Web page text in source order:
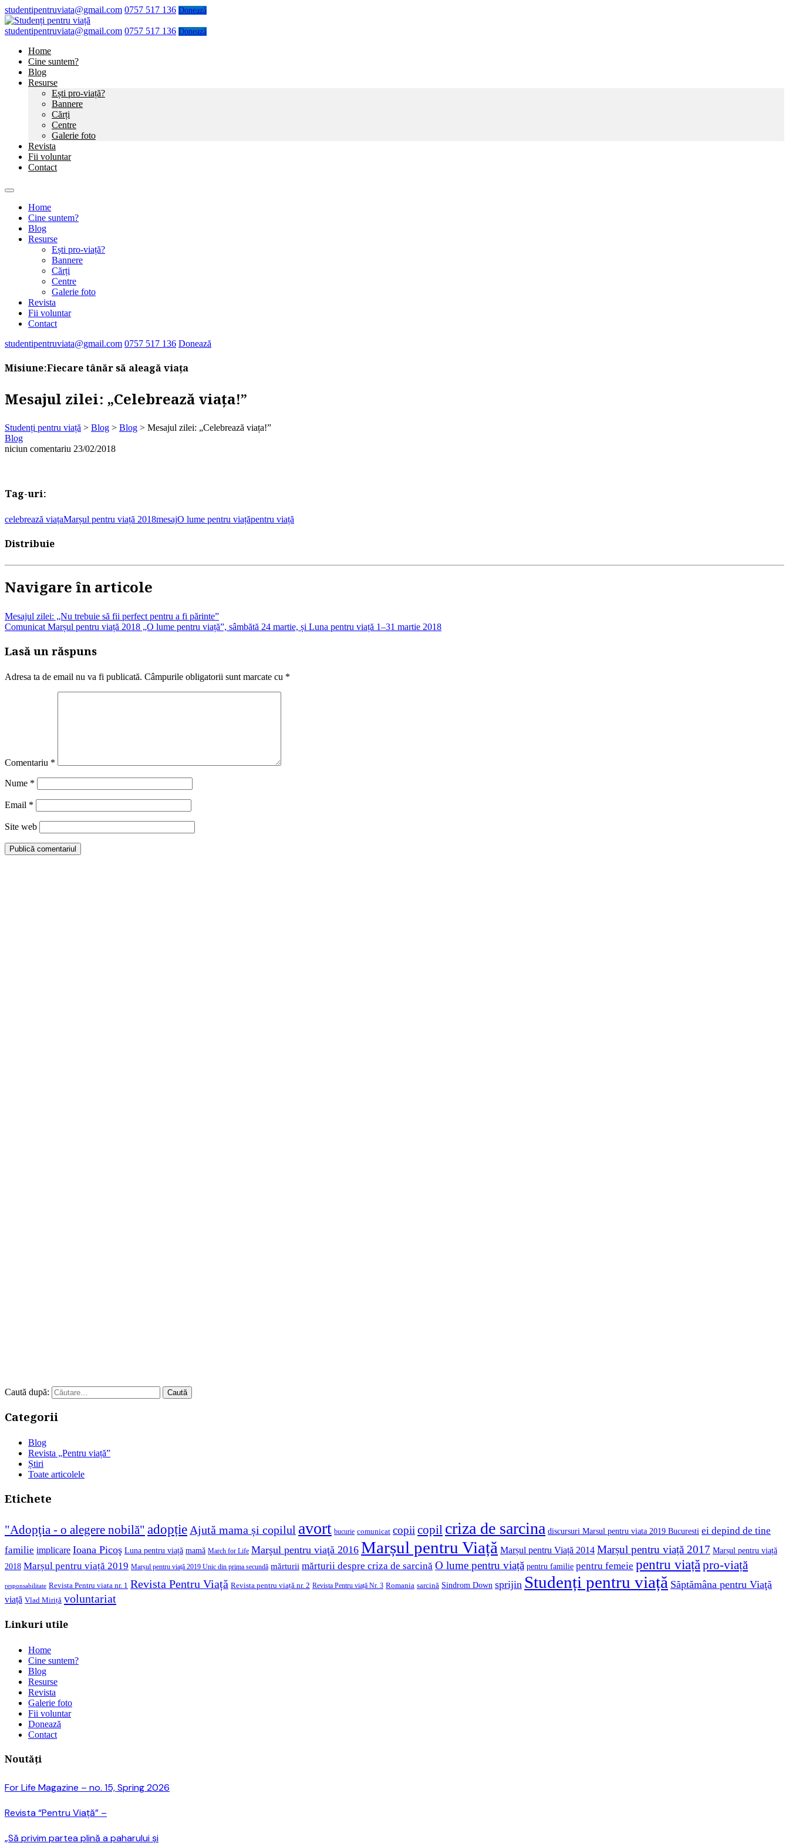
studentipentruviata@gmail.com 0757 517 136 Donează
studentipentruviata@gmail.com 0757 517 136 Donează
Home
Cine suntem?
Blog
Resurse
Ești pro-viață?
Bannere
Cărți
Centre
Galerie foto
Revista
Fii voluntar
Contact
Home
Cine suntem?
Blog
Resurse
Ești pro-viață?
Bannere
Cărți
Centre
Galerie foto
Revista
Fii voluntar
Contact
studentipentruviata@gmail.com 0757 517 136 Donează
Misiune:Fiecare tânăr să aleagă viața
Mesajul zilei: „Celebrează viața!”
Studenți pentru viață > Blog > Blog > Mesajul zilei: „Celebrează viața!”
Blog
niciun comentariu 23/02/2018
Tag-uri:
celebrează viațaMarșul pentru viață 2018mesajO lume pentru viațăpentru viață
Distribuie
Navigare în articole
Mesajul zilei: „Nu trebuie să fii perfect pentru a fi părinte”
Comunicat Marșul pentru viață 2018 „O lume pentru viață”, sâmbătă 24 martie, și Luna pentru viață 1–31 martie 2018
Lasă un răspuns
Adresa ta de email nu va fi publicată. Câmpurile obligatorii sunt marcate cu *
Comentariu *
Nume *
Email *
Site web
Caută după:
Categorii
Blog
Revista „Pentru viață”
Știri
Toate articolele
Etichete
"Adopţia - o alegere nobilă" adopție Ajută mama și copilul avort bucurie comunicat copii copil criza de sarcina discursuri Marsul pentru viata 2019 Bucuresti ei depind de tine
familie implicare Ioana Picoş Luna pentru viață mamă March for Life Marşul pentru viaţă 2016 Marșul pentru Viață Marșul pentru Viață 2014 Marșul pentru viață 2017 Marșul pentru viață
2018 Marșul pentru viață 2019 Marșul pentru viață 2019 Unic din prima secundă mărturii mărturii despre criza de sarcină O lume pentru viață pentru familie pentru femeie pentru viață pro-viață
responsabilitate Revista Pentru viata nr. 1 Revista Pentru Viață Revista pentru viață nr. 2 Revista Pentru viață Nr. 3 Romania sarcină Sindrom Down sprijin Studenți pentru viață Săptămâna pentru Viaţă
viață Vlad Miriță voluntariat
Linkuri utile
Home
Cine suntem?
Blog
Resurse
Revista
Galerie foto
Fii voluntar
Donează
Contact
Noutăți
For Life Magazine – no. 15, Spring 2026
Revista “Pentru Viață” –
„Să privim partea plină a paharului și